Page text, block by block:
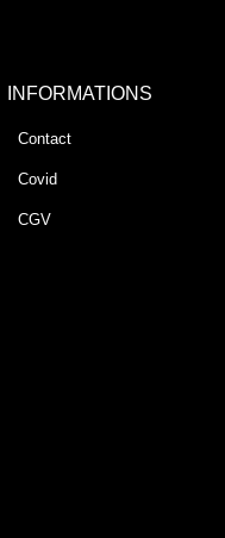
INFORMATIONS
Contact
Covid
CGV